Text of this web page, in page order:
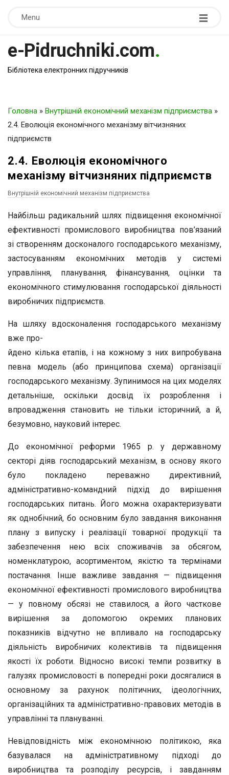
Menu
e-Pidruchniki.com.
Бібліотека електронних підручників
Головна » Внутрішній економічний механізм підприємства »
2.4. Еволюція економічного механізму вітчизняних
підприємств
2.4. Еволюція економічного
механізму вітчизняних підприємств
Внутрішній економічний механізм підприємства
Найбільш радикальний шлях підвищення економічної
ефективності промислового виробництва пов’язаний
зі створенням досконалого господарського механізму,
застосуванням економічних методів у системі
управління, планування, фінансування, оцінки та
економічного стимулювання господарської діяльності
виробничих підприємств.
На шляху вдосконалення господарського механізму
вже про-
йдено кілька етапів, і на кожному з них випробувана
певна модель (або принципова схема) організації
господарського механізму. Зупинимося на цих моделях
детальніше, оскільки досвід їх розроблення і
впровадження становить не тільки історичний, а й,
безумовно, науковий інтерес.
До економічної реформи 1965 р. у державному
секторі діяв господарський механізм, в основу якого
було покладено переважно директивний,
адміністративно-командний підхід до вирішення
господарських питань. Його можна охарактеризувати
як однобічний, бо основним було завдання виконання
плану з випуску і реалізації товарної продукції та
забезпечення нею всіх споживачів за обсягом,
номенклатурою, асортиментом, якістю та термінами
постачання. Інше важливе завдання — підвищення
економічної ефективності промислового виробництва
— у повному обсязі не ставилося, а його часткове
вирішення за допомогою окремих планових
показників відчутно не впливало на господарську
діяльність виробничих колективів та підвищення
якості їх роботи. Відносно високі темпи розвитку в
галузях промисловості в попередні роки досягалися в
основному за рахунок політичних, ідеологічних,
організаційних та адміністративно-правових методів в
управлінні та плануванні.
Невідповідність між економічною політикою, яка
базувалася на адміністративному підході до
виробництва та розподілу ресурсів, і завданням